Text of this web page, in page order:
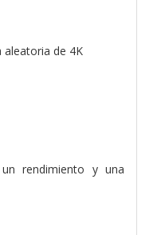
aleatoria de 4K
rendimiento y una